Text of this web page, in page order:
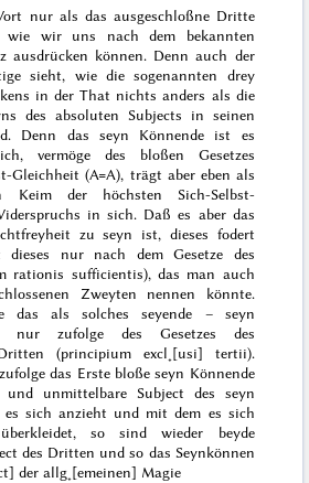
nur als das ausgeschloßne Dritte
wie wir uns nach dem bekannten
ausdrücken können. Denn auch der
sieht, wie die sogenannten drey
in der That nichts anders als die
des absoluten Subjects in seinen
Denn das seyn Könnende ist es
vermöge des bloßen Gesetzes
Gleichheit (A=A), trägt aber eben als
Keim der höchsten Sich-Selbst-
in sich. Daß es aber das
zu seyn ist, dieses fodert
nur nach dem Gesetze des
rationis sufficientis), das man auch
Zweyten nennen könnte.
das als solchesseyende – seyn
nur zufolge des Gesetzes des
Dritten (principium excl˖[usi] tertii).
das Erste bloße seyn Könnende
und unmittelbare Subject des seyn
es sich anzieht und mit dem es sich
so sind wieder beyde
des Dritten und so das Seynkönnen
der allg˖[emeinen] Magie